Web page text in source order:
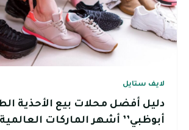
لايف ستايل
دليل أفضل محلات بيع الأحذية
أبوظبي’’ أشهر الماركات العالمية